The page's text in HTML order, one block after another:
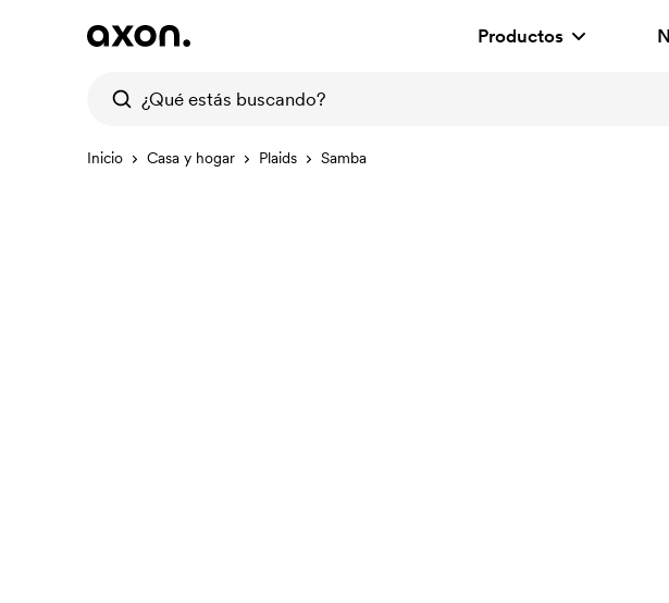
Productos
Inicio Casa y hogar Plaids
Samba